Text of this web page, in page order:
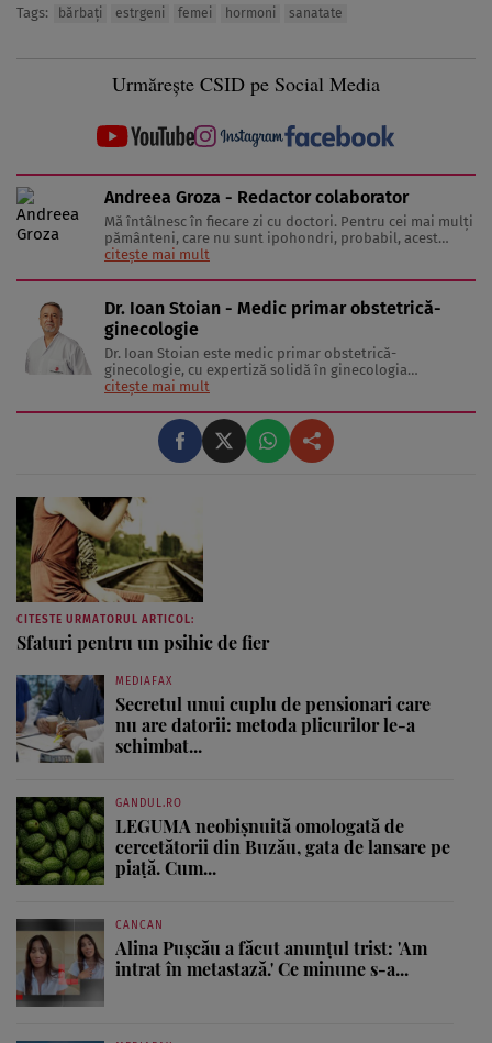
Tags: bărbaţi estrgeni femei hormoni sanatate
Urmărește CSID pe Social Media
Andreea Groza - Redactor colaborator
Mă întâlnesc în fiecare zi cu doctori. Pentru cei mai mulţi
pământeni, care nu sunt ipohondri, probabil, acest
comportament pare ciudat. Dar socializăm în cadrul
funcţionăm optim. Fiecare ...
citește mai mult
Dr. Ioan Stoian - Medic primar obstetrică-
ginecologie
Dr. Ioan Stoian este medic primar obstetrică-
ginecologie, cu expertiză solidă în ginecologia
oncologică. Cu o carieră impresionantă și peste 9000 de
dificultate, doctorul Ioan Stoian este recunoscut ca un
lider în domeniul său. Abilitățile ...
citește mai mult
CITESTE URMATORUL ARTICOL:
Sfaturi pentru un psihic de fier
MEDIAFAX
Secretul unui cuplu de pensionari care
nu are datorii: metoda plicurilor le-a
schimbat...
GANDUL.RO
LEGUMA neobișnuită omologată de
cercetătorii din Buzău, gata de lansare pe
piață. Cum...
CANCAN
Alina Pușcău a făcut anunțul trist: 'Am
intrat în metastază.' Ce minune s-a...